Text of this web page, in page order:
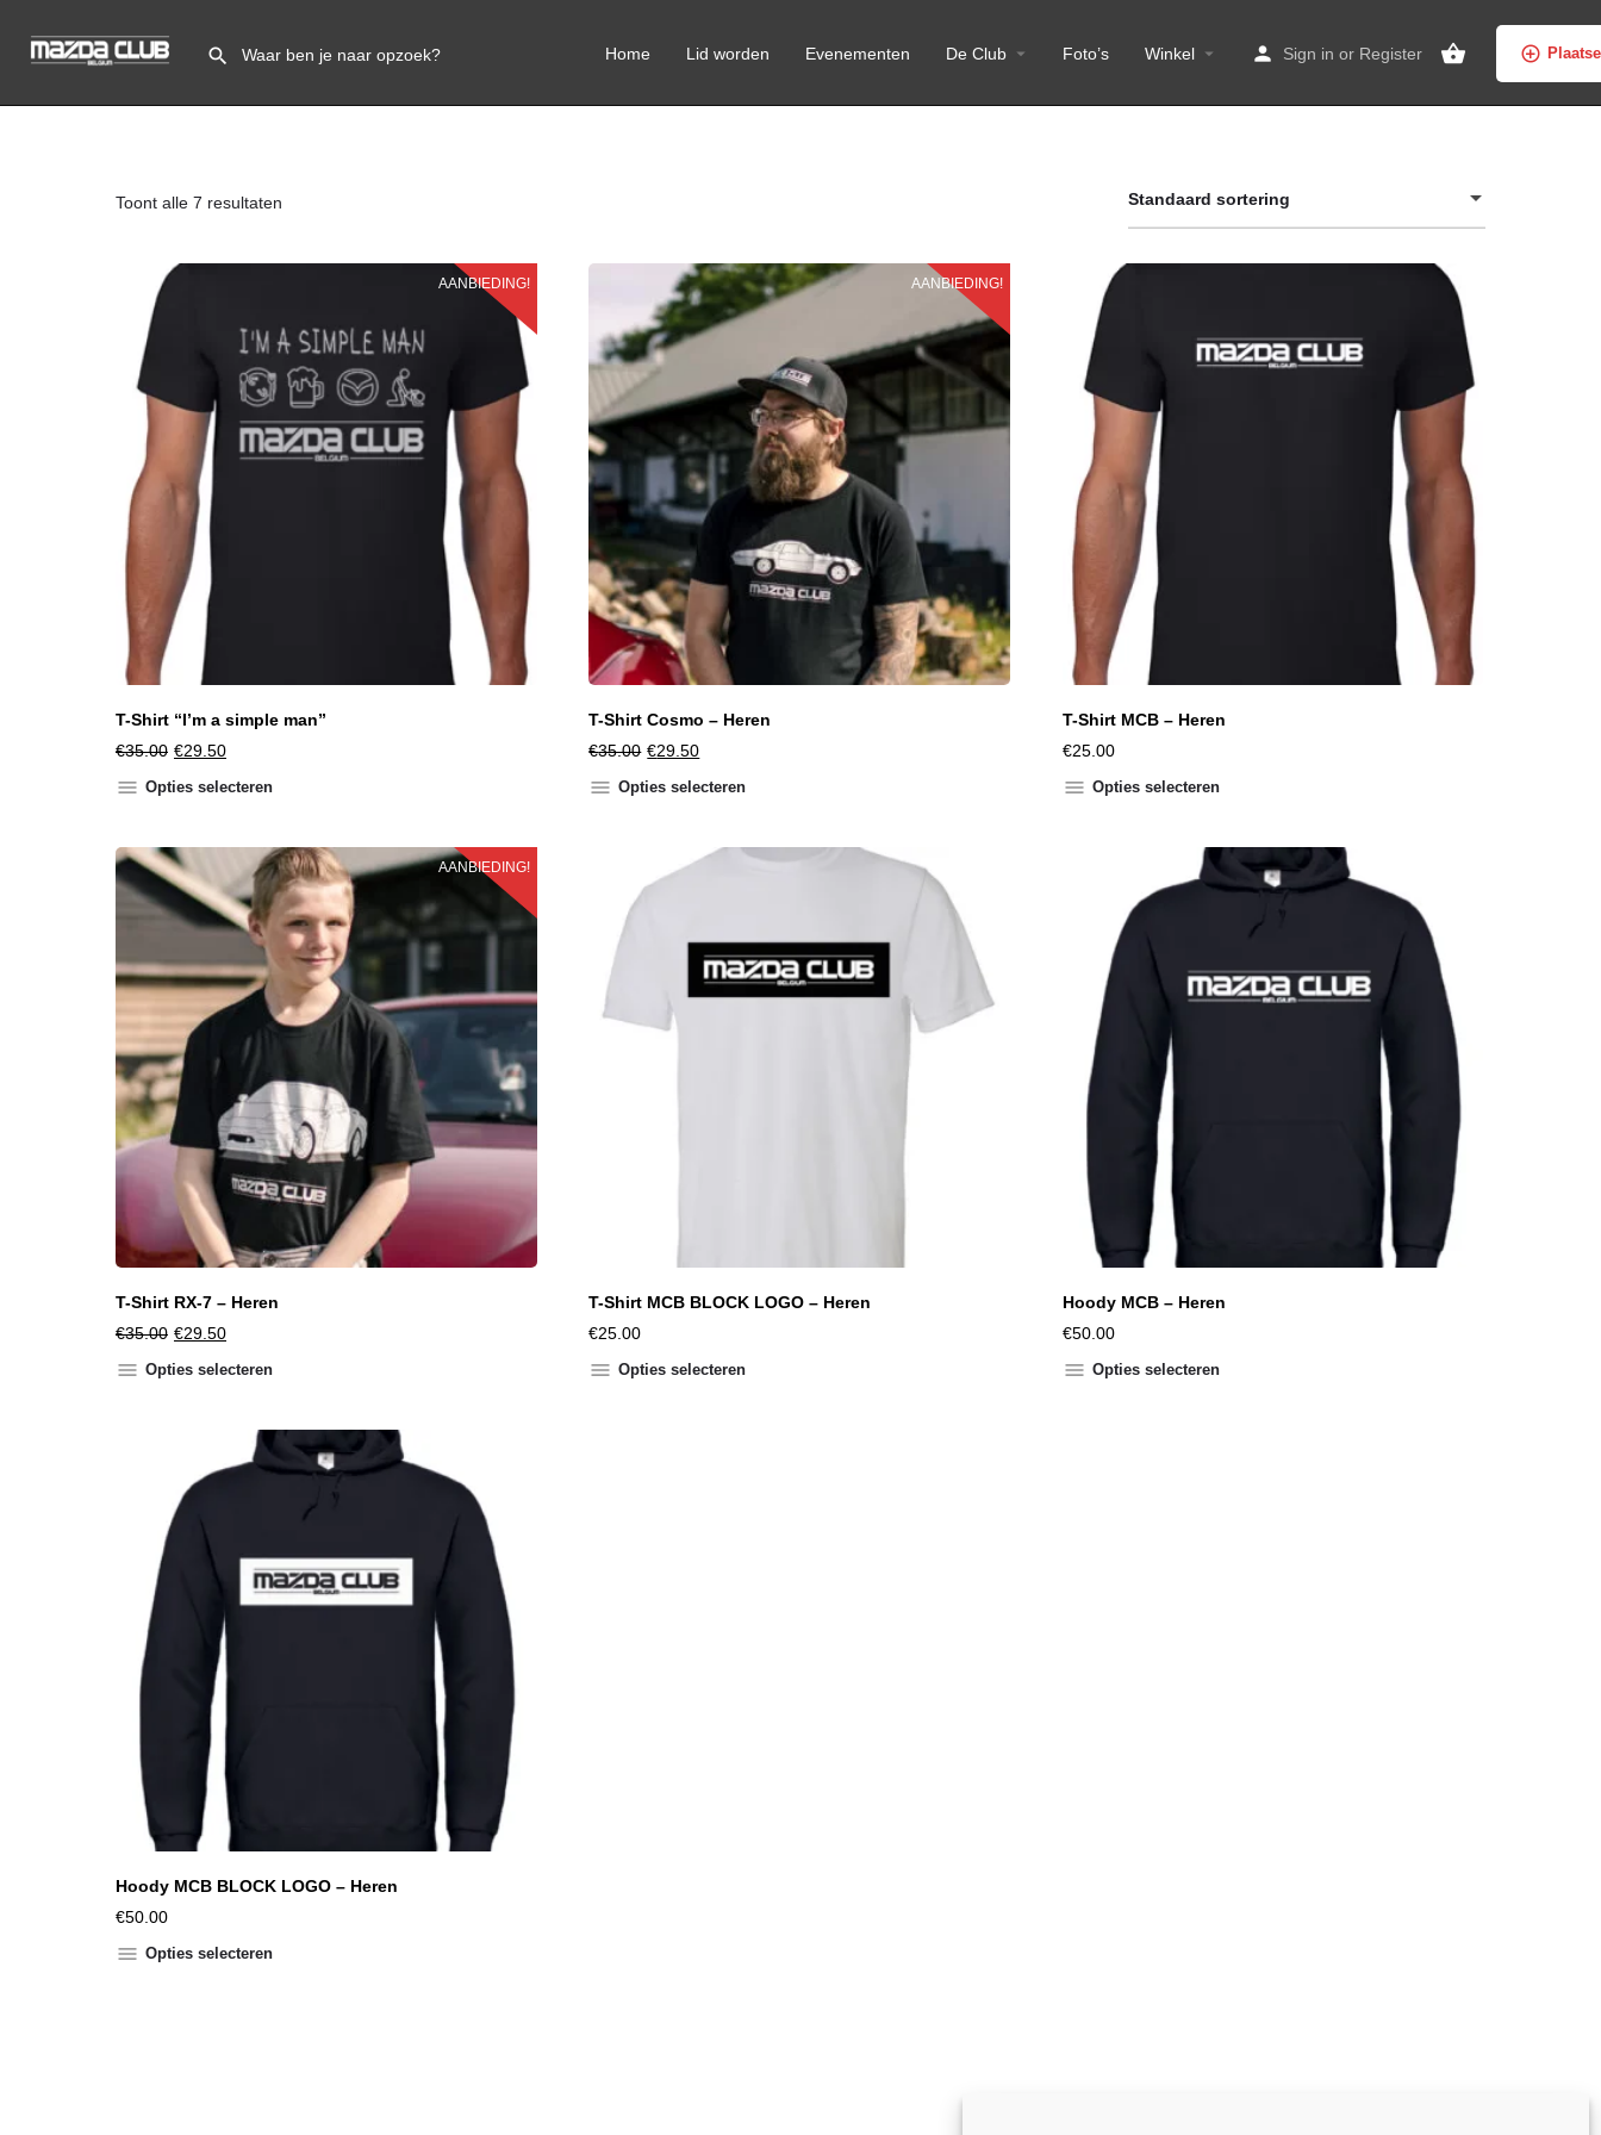
Home Lid worden Evenementen De Club Foto’s Winkel Sign in or Register
Toont alle 7 resultaten Standaard sortering
AANBIEDING!
T-Shirt “I’m a simple man”
€35.00 €29.50
Opties selecteren
AANBIEDING!
T-Shirt Cosmo – Heren
€35.00 €29.50
Opties selecteren
T-Shirt MCB – Heren
€25.00
Opties selecteren
AANBIEDING!
T-Shirt RX-7 – Heren
€35.00 €29.50
Opties selecteren
T-Shirt MCB BLOCK LOGO – Heren
€25.00
Opties selecteren
Hoody MCB – Heren
€50.00
Opties selecteren
Hoody MCB BLOCK LOGO – Heren
€50.00
Opties selecteren